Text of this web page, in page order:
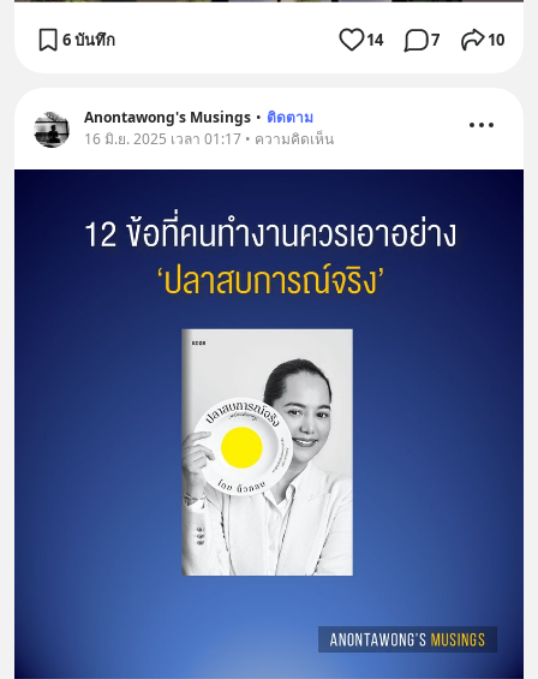
6 บันทึก 14 7 10
Anontawong's Musings • ติดตาม
16 มิ.ย. 2025 เวลา 01:17 • ความคิดเห็น